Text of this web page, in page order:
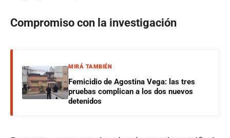
Compromiso con la investigación
MIRÁ TAMBIÉN
Femicidio de Agostina Vega: las tres
pruebas complican a los dos nuevos
detenidos